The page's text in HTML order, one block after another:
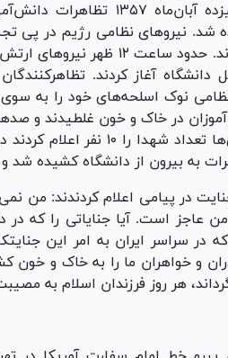
گذشت تا این که در روز سیزده
شد. نیروهای نظامی رژیم در پی
۱۱ صبح دانشگاه را محاصره
آغاز کردند.
نظامی نوک اسلحه‌های خود را به
ساعت ادامه داشت. خبرگزاری‌ها
در پیامی اعلام کردندند: من
عاجز است. آیا جنایاتی را که
در سراسر ایران به امر این
و خواهران ما را به خاک و خون
هر روز فرزندان اسلام به